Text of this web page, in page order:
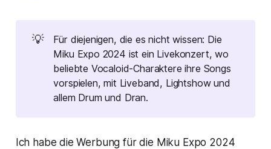
💡
Für diejenigen, die es nicht wissen: Die
Miku Expo 2024 ist ein Livekonzert, wo
beliebte Vocaloid-Charaktere ihre Songs
vorspielen, mit Liveband, Lightshow und
allem Drum und Dran.
Ich habe die Werbung für die Miku Expo 2024